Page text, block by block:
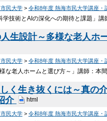
民大学> 令和8年度 熱海市民大学講座・
学技術とAIの深化への期待と課題
生設計～多様な老人
民大学> 令和8年度 熱海市民大学講座・
な老人ホームと選び方～」講師：
く生き抜くには～真
介
html
民大学> 令和8年度 熱海市民大学講座・